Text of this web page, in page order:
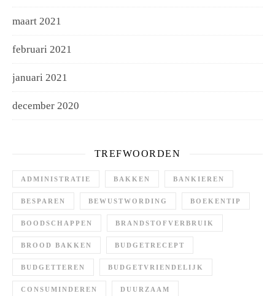
maart 2021
februari 2021
januari 2021
december 2020
TREFWOORDEN
ADMINISTRATIE BAKKEN BANKIEREN
BESPAREN BEWUSTWORDING BOEKENTIP
BOODSCHAPPEN BRANDSTOFVERBRUIK
BROOD BAKKEN BUDGETRECEPT
BUDGETTEREN BUDGETVRIENDELIJK
CONSUMINDEREN DUURZAAM